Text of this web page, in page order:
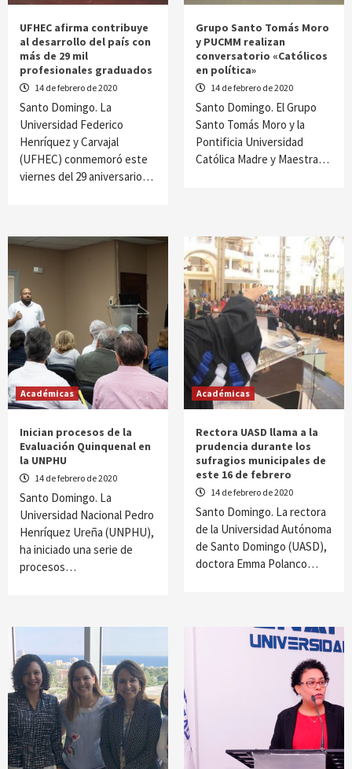
UFHEC afirma contribuye
al desarrollo del país con
más de 29 mil
profesionales graduados
14 de febrero de 2020
Santo Domingo. La
Universidad Federico
Henríquez y Carvajal
(UFHEC) conmemoró este
viernes del 29 aniversario…
Grupo Santo Tomás Moro
y PUCMM realizan
conversatorio «Católicos
en política»
14 de febrero de 2020
Santo Domingo. El Grupo
Santo Tomás Moro y la
Pontificia Universidad
Católica Madre y Maestra…
Académicas
Inician procesos de la
Evaluación Quinquenal en
la UNPHU
14 de febrero de 2020
Santo Domingo. La
Universidad Nacional Pedro
Henríquez Ureña (UNPHU),
ha iniciado una serie de
procesos…
Académicas
Rectora UASD llama a la
prudencia durante los
sufragios municipales de
este 16 de febrero
14 de febrero de 2020
Santo Domingo. La rectora
de la Universidad Autónoma
de Santo Domingo (UASD),
doctora Emma Polanco…